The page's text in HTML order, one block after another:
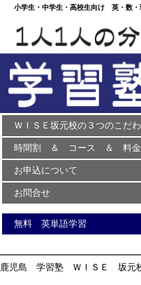
小学生・中学生・高校生向け 英・数
ＷＩＳＥ坂元校の３つのこだわ
時間割 ＆ コース ＆ 料金
お申込について
お問合せ
無料 英単語学習
鹿児島 学習塾 ＷＩＳＥ 坂元校